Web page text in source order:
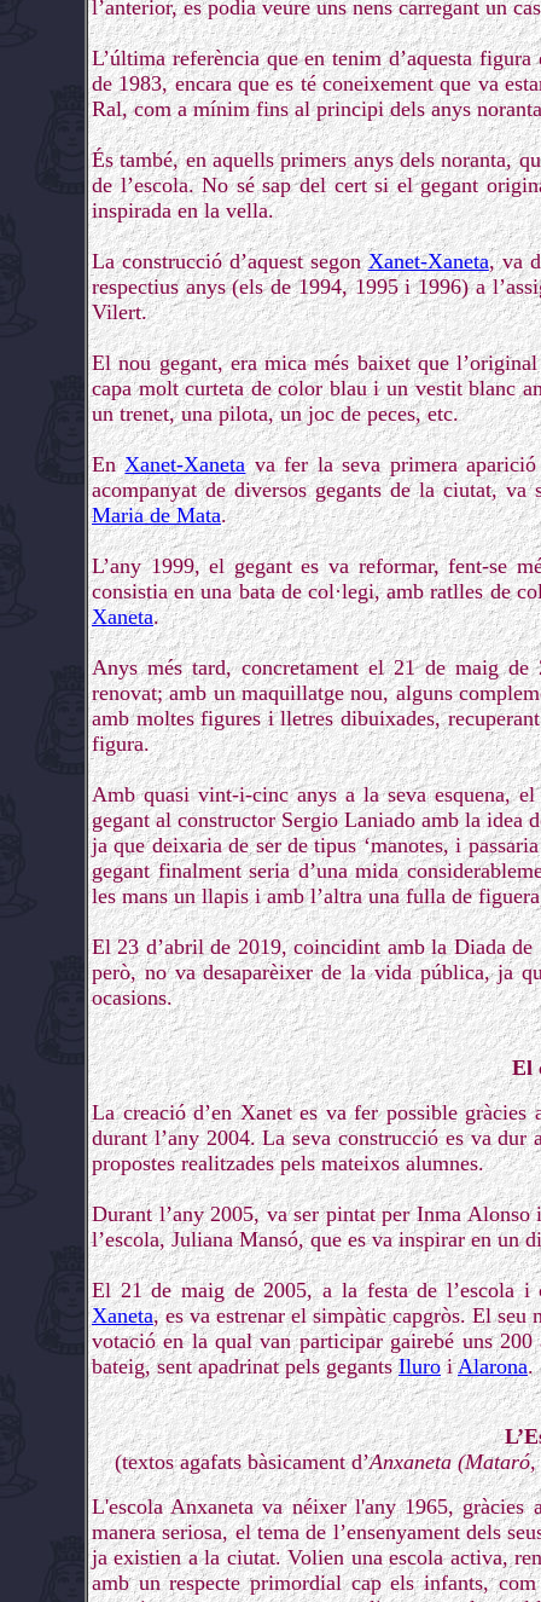
l’anterior, es podia veure uns nens carregant un
L’última referència que en tenim d’aquesta
de 1983, encara que es té coneixement que va
Ral, com a mínim fins al principi dels anys
És també, en aquells primers anys dels noranta,
de l’escola. No sé sap del cert si el gegant
inspirada en la vella.
La construcció d’aquest segonXanet-Xaneta, va
respectius anys (els de 1994, 1995 i 1996) a
Vilert.
El nou gegant, era mica més baixet que
capa molt curteta de color blau i un vestit blanc
un trenet, una pilota, un joc de peces, etc.
EnXanet-Xanetava fer la seva primera aparició
acompanyat de diversos gegants de la ciutat,
Maria de Mata.
L’any 1999, el gegant es va reformar, fent-se
consistia en una bata de col·legi, amb ratlles de
Xaneta.
Anys més tard, concretament el 21 de maig de
renovat; amb un maquillatge nou, alguns
amb moltes figures i lletres dibuixades,
figura.
Amb quasi vint-i-cinc anys a la seva esquena,
gegant al constructor Sergio Laniado amb la idea
ja que deixaria de ser de tipus ‘manotes, i
gegant finalment seria d’una mida
les mans un llapis i amb l’altra una fulla de
El 23 d’abril de 2019, coincidint amb la Diada
però, no va desaparèixer de la vida pública, ja
ocasions.
El
La creació d’en Xanet es va fer possible
durant l’any 2004. La seva construcció es va
propostes realitzades pels mateixos alumnes.
Durant l’any 2005, va ser pintat per Inma
l’escola, Juliana Mansó, que es va inspirar en un
El 21 de maig de 2005, a la festa de l’escola
Xaneta, es va estrenar el simpàtic capgròs. El
votació en la qual van participar gairebé uns 200
bateig, sent apadrinat pels gegantsIluroiAlarona.
(textos agafats bàsicament d’Anxaneta
L'escola Anxaneta va néixer l'any 1965, gràcies
manera seriosa, el tema de l’ensenyament dels
ja existien a la ciutat. Volien una escola activa,
amb un respecte primordial cap els infants,